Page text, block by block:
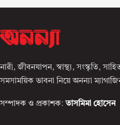
নারী, জীবনযাপন, স্বাস্থ্য, সংস্কৃতি,
সমসাময়িক ভাবনা নিয়ে অনন্যা
সম্পাদক ও প্রকাশক: তাসমিমা হোসেন